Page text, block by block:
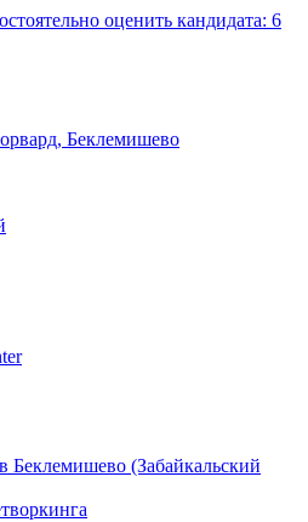
оценить кандидата: 6
Беклемишево
Беклемишево (Забайкальский